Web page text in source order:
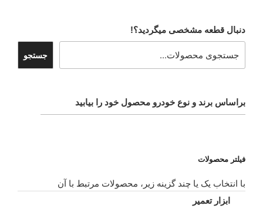
دنبال قطعه مشخصی میگردید؟!
جستجو
براساس برند و نوع خودرو محصول خود را بیابید
فیلتر محصولات
با انتخاب یک یا چند گزینه زیر، محصولات مرتبط با آن
ابزار تعمیر